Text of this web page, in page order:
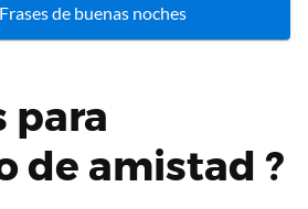
de buenas noches
para
de amistad ?